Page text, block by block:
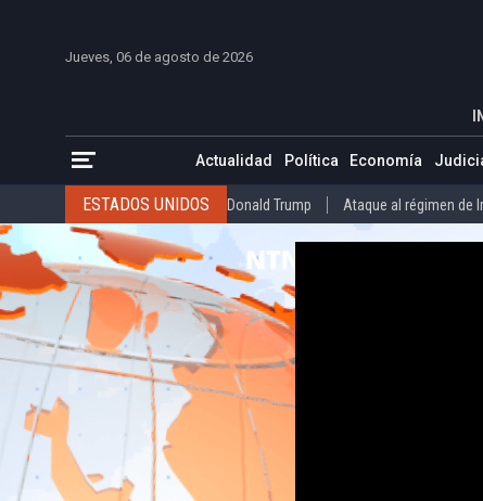
Jueves, 06 de agosto de 2026
Actualidad Política Economía
ESTADOS UNIDOS Donald Trump Ataque al régimen de
INTERNACIONAL José Luis Rodríguez
COLOMBIA Elecciones Presidenciales en Colombia
VENEZUELA Juicio contra Maduro
MÉXICO Claudia Sheinbaum
Estados Unidos designa como
ESTADOS UNIDOS Donald Trump Ataque al régimen de Irán
COLOMBIA Elecciones Presidenciales en Colombia Gustavo
VENEZUELA Juicio contra Maduro
MÉXICO Claudia Sheinbaum Mundial 2026